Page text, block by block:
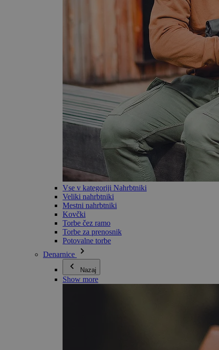
Vse v kategoriji Nahrbtniki
Veliki nahrbtniki
Mestni nahrbtniki
Kovčki
Torbe čez ramo
Torbe za prenosnik
Potovalne torbe
Denarnice
Nazaj
Show more